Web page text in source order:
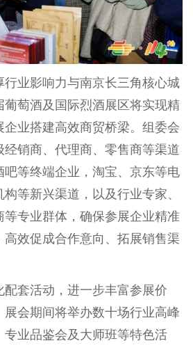
行业影响力与南京长三角核心城
萄酒及国际烈酒展区将实现精
业搭建高效商贸桥梁。组委会
销商、代理商、零售商等渠道
等终端企业，淘宝、京东等电
等新兴渠道，以及行业专家、
专业群体，确保参展企业精准
效促成合作意向、拓展销售渠
套活动，进一步丰富参展价
会期间将举办数十场行业高峰
业品鉴会及大师班等特色活